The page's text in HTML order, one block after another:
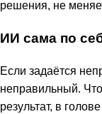
решения, не
ИИ сама по
Если задаётся
неправильный.
результат, в